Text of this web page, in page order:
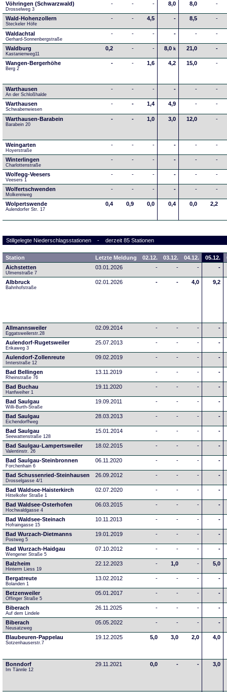
Vöhringen (Schwarzwald)
Drosselweg 3
- - - 8,0 8,0 -
Wald-Hohenzollern
Steckeler Höfe
- - 4,5 - 8,5 -
Waldachtal
Gerhard-Sonnenbergstraße
- - - - - -
Waldburg
Kastanienweg11
0,2 - - 8,0 k 21,0 -
Wangen-Bergerhöhe
Berg 2
- - 1,6 4,2 15,0 -
Warthausen
An der Schloßhalde
- - - - - -
Warthausen
Schwabenwiesen
- - 1,4 4,9 - -
Warthausen-Barabein
Barabein 20
- - 1,0 3,0 12,0 -
Weingarten
Hoyerstraße
- - - - - -
Winterlingen
Charlottenstraße
- - - - - -
Wolfegg-Veesers
Veesers 1
- - - - - -
Wolfertschwenden
Molkereiweg
- - - - - -
Wolpertswende
Aulendorfer Str. 17
0,4 0,9 0,0 0,4 0,0 2,2
Stillgelegte Niederschlagsstationen - derzeit 85 Stationen
Station Letzte Meldung 02.12. 03.12. 04.12. 05.12.
Aichstetten
Ulmenstraße 7
03.01.2026 - - - -
Albbruck
Bahnhofstraße
02.01.2026 - - 4,0 9,2
Allmannsweiler
Eggatsweilerstr.28
02.09.2014 - - - -
Aulendorf-Rugetsweiler
Erikaweg 3
25.07.2013 - - - -
Aulendorf-Zollenreute
Imterstraße 12
09.02.2019 - - - -
Bad Bellingen
Rheinstraße 76
13.11.2019 - - - -
Bad Buchau
Hanfweiher 1
19.11.2020 - - - -
Bad Saulgau
Willi-Burth-Straße
19.09.2011 - - - -
Bad Saulgau
Eichendorffweg
28.03.2013 - - - -
Bad Saulgau
Seewattenstraße 128
15.01.2014 - - - -
Bad Saulgau-Lampertsweiler
Valentinstr. 26
18.02.2015 - - - -
Bad Saulgau-Steinbronnen
Forchenhain 6
06.11.2020 - - - -
Bad Schussenried-Steinhausen
Drosselgasse 4/1
26.09.2012 - - - -
Bad Waldsee-Haisterkirch
Hittelkofer Straße 1
02.07.2020 - - - -
Bad Waldsee-Osterhofen
Hochwaldgasse 4
06.03.2015 - - - -
Bad Waldsee-Steinach
Hofraingasse 15
10.11.2013 - - - -
Bad Wurzach-Dietmanns
Postweg 5
19.01.2019 - - - -
Bad Wurzach-Haidgau
Wengener Straße 5
07.10.2012 - - - -
Balzheim
Hinterm Liess 19
22.12.2023 - 1,0 - 5,0
Bergatreute
Bolanden 1
13.02.2012 - - - -
Betzenweiler
Offinger Straße 5
05.01.2017 - - - -
Biberach
Auf dem Lindele
26.11.2025 - - - -
Biberach
Neusatzweg
05.05.2022 - - - -
Blaubeuren-Pappelau
Sotzenhauserstr.7
19.12.2025 5,0 3,0 2,0 4,0
Bonndorf
Im Tännle 12
29.11.2021 0,0 - - 3,0